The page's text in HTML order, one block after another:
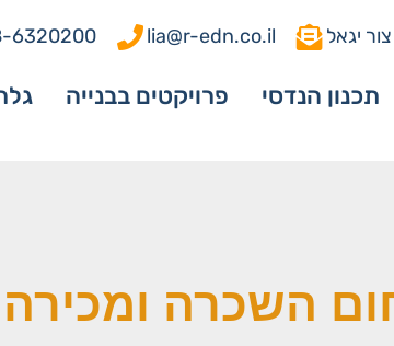
יגאל lia@r-edn.co.il
6320200
תכנון הנדסי פרויקטים בבנייה
השכרה ומכירה